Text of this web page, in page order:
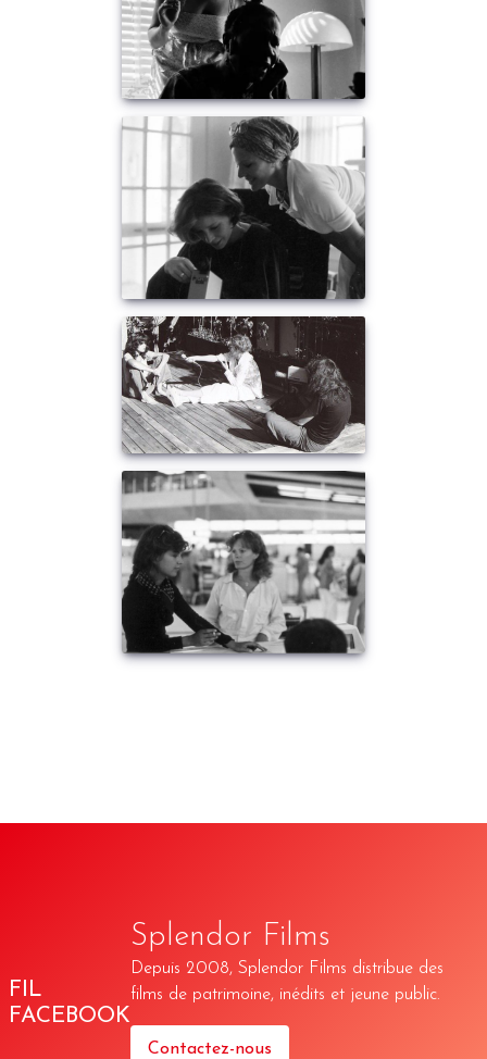
FIL
FACEBOOK
Splendor Films
Depuis 2008, Splendor Films distribue des
films de patrimoine, inédits et jeune public.
Contactez-nous